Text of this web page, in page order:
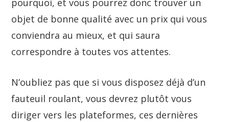
pourquoi, et vous pourrez donc trouver un
objet de bonne qualité avec un prix qui vous
conviendra au mieux, et qui saura
correspondre à toutes vos attentes.
N’oubliez pas que si vous disposez déjà d’un
fauteuil roulant, vous devrez plutôt vous
diriger vers les plateformes, ces dernières